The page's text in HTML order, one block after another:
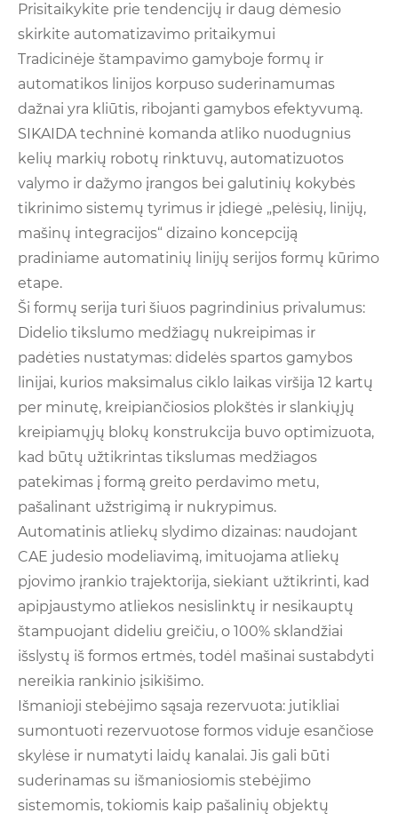
Prisitaikykite prie tendencijų ir daug dėmesio
skirkite automatizavimo pritaikymui
Tradicinėje štampavimo gamyboje formų ir
automatikos linijos korpuso suderinamumas
dažnai yra kliūtis, ribojanti gamybos efektyvumą.
SIKAIDA techninė komanda atliko nuodugnius
kelių markių robotų rinktuvų, automatizuotos
valymo ir dažymo įrangos bei galutinių kokybės
tikrinimo sistemų tyrimus ir įdiegė „pelėsių, linijų,
mašinų integracijos“ dizaino koncepciją
pradiniame automatinių linijų serijos formų kūrimo
etape.
Ši formų serija turi šiuos pagrindinius privalumus:
Didelio tikslumo medžiagų nukreipimas ir
padėties nustatymas: didelės spartos gamybos
linijai, kurios maksimalus ciklo laikas viršija 12 kartų
per minutę, kreipiančiosios plokštės ir slankiųjų
kreipiamųjų blokų konstrukcija buvo optimizuota,
kad būtų užtikrintas tikslumas medžiagos
patekimas į formą greito perdavimo metu,
pašalinant užstrigimą ir nukrypimus.
Automatinis atliekų slydimo dizainas: naudojant
CAE judesio modeliavimą, imituojama atliekų
pjovimo įrankio trajektorija, siekiant užtikrinti, kad
apipjaustymo atliekos nesislinktų ir nesikauptų
štampuojant dideliu greičiu, o 100% sklandžiai
išslystų iš formos ertmės, todėl mašinai sustabdyti
nereikia rankinio įsikišimo.
Išmanioji stebėjimo sąsaja rezervuota: jutikliai
sumontuoti rezervuotose formos viduje esančiose
skylėse ir numatyti laidų kanalai. Jis gali būti
suderinamas su išmaniosiomis stebėjimo
sistemomis, tokiomis kaip pašalinių objektų